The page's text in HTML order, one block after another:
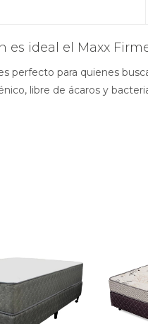
es ideal el Maxx
perfecto para quienes
libre de ácaros y